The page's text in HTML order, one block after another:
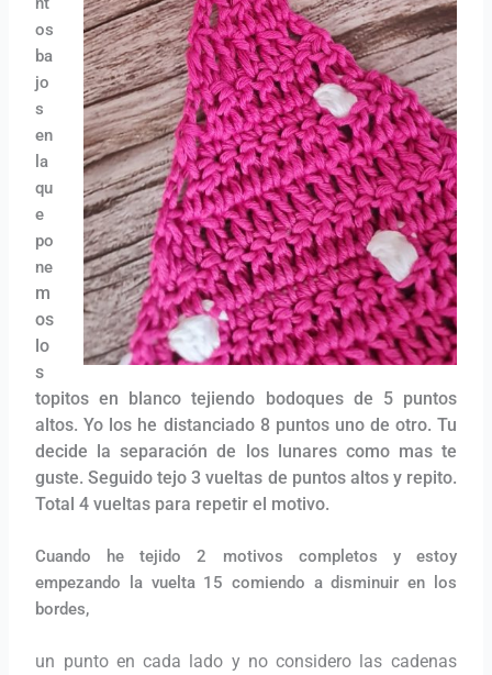
os
ba
jo
s
en
la
qu
e
po
ne
m
os
lo
s
topitos en blanco tejiendo bodoques de 5 puntos
altos. Yo los he distanciado 8 puntos uno de otro. Tu
decide la separación de los lunares como mas te
guste. Seguido tejo 3 vueltas de puntos altos y repito.
Total 4 vueltas para repetir el motivo.
Cuando he tejido 2 motivos completos y estoy
empezando la vuelta 15 comiendo a disminuir en los
bordes,
un punto en cada lado y no considero las cadenas